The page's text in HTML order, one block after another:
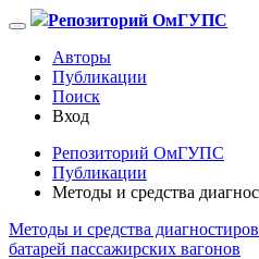
Репозиторий ОмГУПС
Авторы
Публикации
Поиск
Вход
Репозиторий ОмГУПС
Публикации
Методы и средства
Методы и средства
батарей пассажирских вагонов